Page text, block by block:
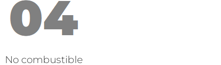
No combustible